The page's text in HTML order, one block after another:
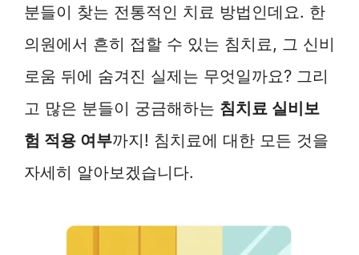
분들이 찾는 전통적인 치료 방법인데요. 한
의원에서 흔히 접할 수 있는 침치료, 그 신비
로움 뒤에 숨겨진 실제는 무엇일까요? 그리
고 많은 분들이 궁금해하는 침치료 실비보
험 적용 여부까지! 침치료에 대한 모든 것을
자세히 알아보겠습니다.